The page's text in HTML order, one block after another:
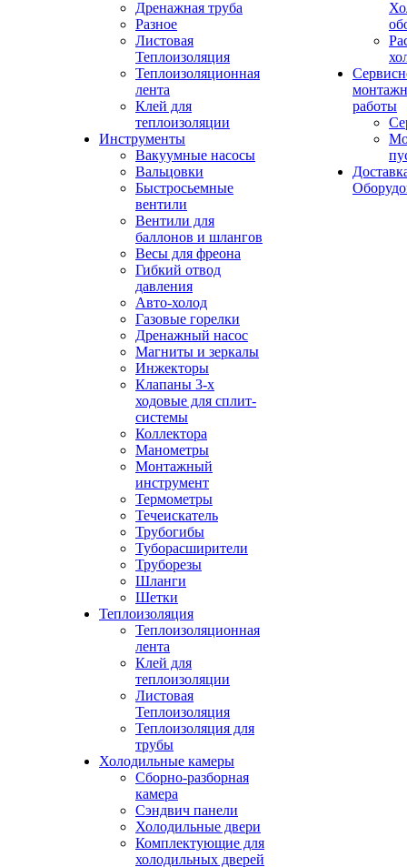
Дренажная труба
Разное
Листовая
Теплоизоляция
Теплоизоляционная
лента
Клей для
теплоизоляции
Инструменты
Вакуумные насосы
Вальцовки
Быстросьемные
вентили
Вентили для
баллонов и шлангов
Весы для фреона
Гибкий отвод
давления
Авто-холод
Газовые горелки
Дренажный насос
Магниты и зеркалы
Инжекторы
Клапаны 3-х
ходовые для сплит-
системы
Коллектора
Манометры
Монтажный
инструмент
Термометры
Течеискатель
Трубогибы
Туборасширители
Труборезы
Шланги
Шетки
Теплоизоляция
Теплоизоляционная
лента
Клей для
теплоизоляции
Листовая
Теплоизоляция
Теплоизоляция для
трубы
Холодильные камеры
Сборно-разборная
камера
Сэндвич панели
Холодильные двери
Комплектующие для
холодильных дверей
работы